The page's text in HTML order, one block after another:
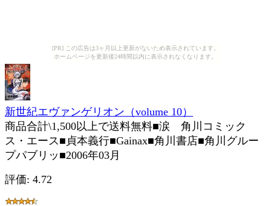
[PR] この広告は3ヶ月以上更新がないため表示されています。
ホームページを更新後24時間以内に表示されなくなります。
新世紀エヴァンゲリオン（volume 10）
商品合計\1,500以上で送料無料■涙 角川コミック
ス・エース■貞本義行■Gainax■角川書店■角川グルー
プパブリッ■2006年03月
評価: 4.72